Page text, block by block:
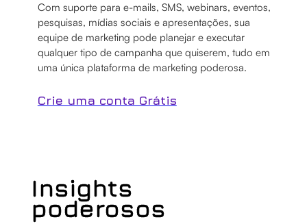
Com suporte para e-mails, SMS, webinars, eventos,
pesquisas, mídias sociais e apresentações, sua
equipe de marketing pode planejar e executar
qualquer tipo de campanha que quiserem, tudo em
uma única plataforma de marketing poderosa.
Crie uma conta Grátis
Insights
poderosos